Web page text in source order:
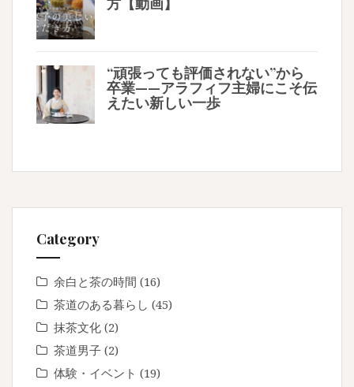
“頑張っても評価されない”から
卒業——アラフィフ主婦にこそ伝
えたい新しい一歩
Category
余白と茶の時間 (16)
茶道のある暮らし (45)
抹茶文化 (2)
茶道男子 (2)
体験・イベント (19)